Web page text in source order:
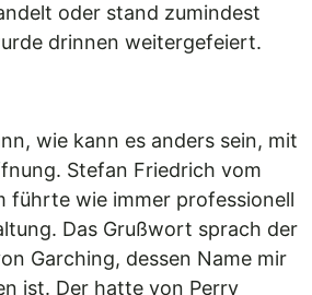
oder stand zumindest
drinnen weitergefeiert.
wie kann es anders sein, mit
Stefan Friedrich vom
führte wie immer professionell
Das Grußwort sprach der
Garching, dessen Name mir
ist. Der hatte von Perry